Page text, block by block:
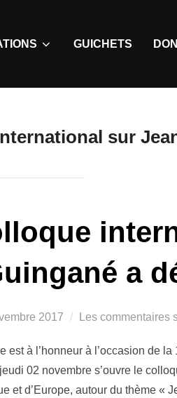
GUICHETS
sur
a
2017 Les commentaires
à l’honneur à l’occasion de
02 novembre s’ouvre le
et d’Europe, autour du thème «